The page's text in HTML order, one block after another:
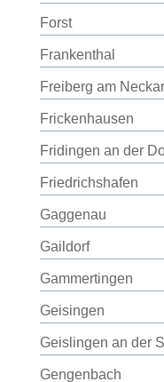
Forst
Frankenthal
Freiberg am Neckar
Frickenhausen
Fridingen an der
Friedrichshafen
Gaggenau
Gaildorf
Gammertingen
Geisingen
Geislingen an der
Gengenbach